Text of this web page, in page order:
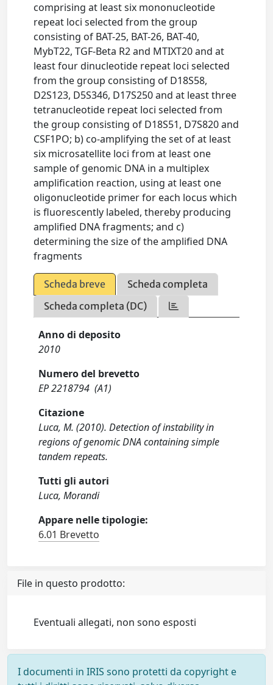
comprising at least six mononucleotide
repeat loci selected from the group
consisting of BAT-25, BAT-26, BAT-40,
MybT22, TGF-Beta R2 and MTIXT20 and at
least four dinucleotide repeat loci selected
from the group consisting of D18S58,
D2S123, D5S346, D17S250 and at least three
tetranucleotide repeat loci selected from
the group consisting of D18S51, D7S820 and
CSF1PO; b) co-amplifying the set of at least
six microsatellite loci from at least one
sample of genomic DNA in a multiplex
amplification reaction, using at least one
oligonucleotide primer for each locus which
is fluorescently labeled, thereby producing
amplified DNA fragments; and c)
determining the size of the amplified DNA
fragments
Scheda breve
Scheda completa
Scheda completa (DC)
Anno di deposito
2010
Numero del brevetto
EP 2218794 (A1)
Citazione
Luca, M. (2010). Detection of instability in
regions of genomic DNA containing simple
tandem repeats.
Tutti gli autori
Luca, Morandi
Appare nelle tipologie:
6.01 Brevetto
File in questo prodotto:
Eventuali allegati, non sono esposti
I documenti in IRIS sono protetti da copyright e